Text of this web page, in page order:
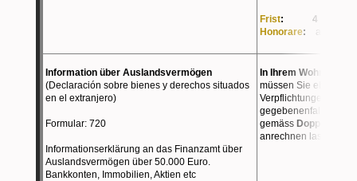
Frist: 4 MONATE
Honorare: ab 350
Information über Auslandsvermögen
(Declaración sobre bienes y derechos situados
en el extranjero)
Formular: 720
Informationserklärung an das Finanzamt über
Auslandsvermögen über 50.000 Euro.
Bankkonten, Immobilien, Aktien etc
In Ihrem Wohnsitz-
müssen Sie ebenfalls
Verpflichtungen
gegebenenfalls die in
gemäss
anrechnen lassen.